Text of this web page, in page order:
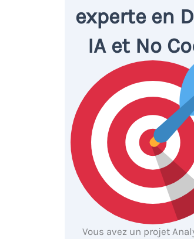
experte en
IA et No
Vous avez un projet